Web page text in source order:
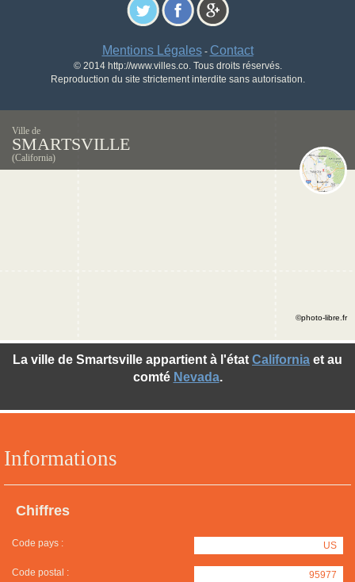
Mentions Légales- Contact
© 2014 http://www.villes.co. Tous droits réservés.
Reproduction du site strictement interdite sans autorisation.
Ville de
SMARTSVILLE
(California)
Informations
Chiffres
Code pays : US
Code postal : 95977
La ville de Smartsville appartient à l'état California et au
comté Nevada.
©photo-libre.fr